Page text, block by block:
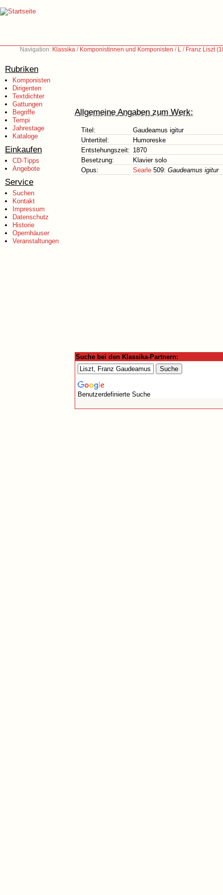
Navigation: Klassika / Komponistinnen und Komponisten / L / Franz Liszt
Rubriken
Komponisten
Dirigenten
Textdichter
Gattungen
Begriffe
Tempi
Jahrestage
Kataloge
Einkaufen
CD-Tipps
Angebote
Service
Suchen
Kontakt
Impressum
Datenschutz
Historie
Opernhäuser
Veranstaltungen
Allgemeine Angaben zum Werk:
Titel:
Gaudeamus igitur
Untertitel:
Humoreske
Entstehungszeit: 1870
Besetzung:
Klavier solo
Opus:
Searle 509: Gaudeamus igitur
Suche bei den Klassika-Partnern:
Benutzerdefinierte Suche